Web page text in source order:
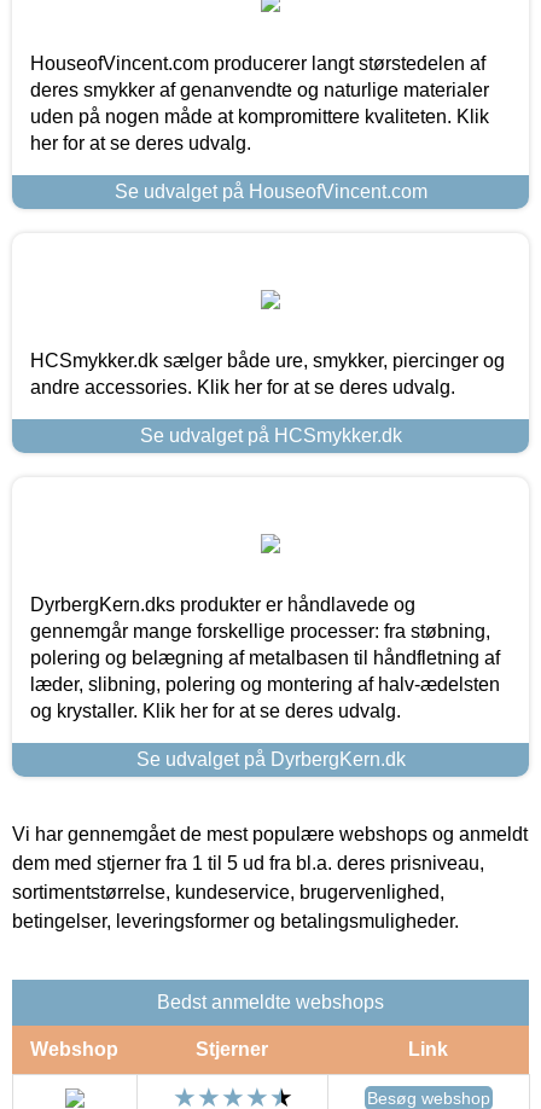
HouseofVincent.com producerer langt størstedelen af
deres smykker af genanvendte og naturlige materialer
uden på nogen måde at kompromittere kvaliteten. Klik
her for at se deres udvalg.
Se udvalget på HouseofVincent.com
HCSmykker.dk sælger både ure, smykker, piercinger og
andre accessories. Klik her for at se deres udvalg.
Se udvalget på HCSmykker.dk
DyrbergKern.dks produkter er håndlavede og
gennemgår mange forskellige processer: fra støbning,
polering og belægning af metalbasen til håndfletning af
læder, slibning, polering og montering af halv-ædelsten
og krystaller. Klik her for at se deres udvalg.
Se udvalget på DyrbergKern.dk
Vi har gennemgået de mest populære webshops og anmeldt
dem med stjerner fra 1 til 5 ud fra bl.a. deres prisniveau,
sortimentstørrelse, kundeservice, brugervenlighed,
betingelser, leveringsformer og betalingsmuligheder.
Bedst anmeldte webshops
Webshop Stjerner Link
Besøg webshop